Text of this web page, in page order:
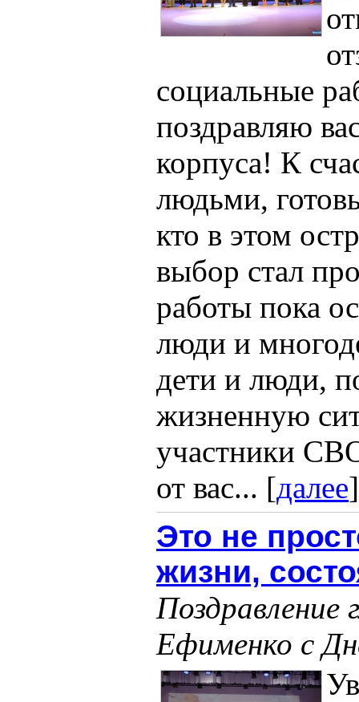
социальные
поздравляю
корпуса! К
людьми,
кто в этом
выбор стал
работы пока
люди и
дети и люди,
жизненную
участники
от вас... [далее]
Это не
жизни,
Ефименко с